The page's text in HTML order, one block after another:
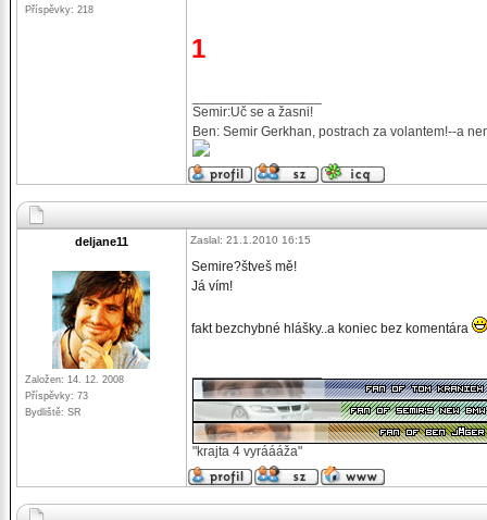
Příspěvky: 218
1
Semir:Uč se a žasni!
Ben: Semir Gerkhan, postrach za volantem!--a
deljane11
Založen: 14. 12. 2008
Příspěvky: 73
Bydliště: SR
Zaslal: 21.1.2010 16:15
Semire?štveš mě!
Já vím!
fakt bezchybné hlášky..a koniec bez komentára
"krajta 4 vyráááža"